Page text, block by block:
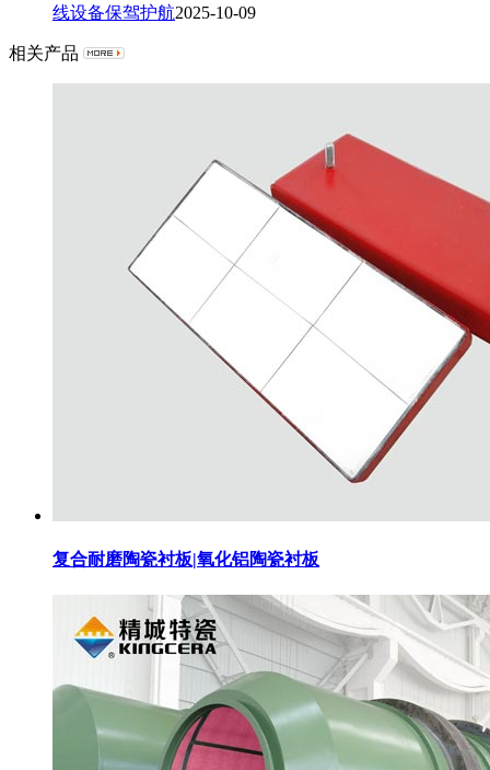
线设备保驾护航2025-10-09
相关产品
复合耐磨陶瓷衬板|氧化铝陶瓷衬板